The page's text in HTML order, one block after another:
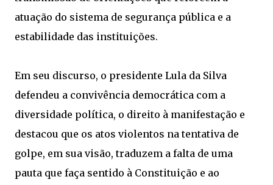
atuação do sistema de segurança pública e a
estabilidade das instituições.
Em seu discurso, o presidente Lula da Silva
defendeu a convivência democrática com a
diversidade política, o direito à manifestação e
destacou que os atos violentos na tentativa de
golpe, em sua visão, traduzem a falta de uma
pauta que faça sentido à Constituição e ao